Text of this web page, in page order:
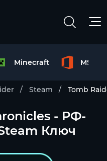
Minecraft MS
Steam Tomb
- РФ-
Ключ